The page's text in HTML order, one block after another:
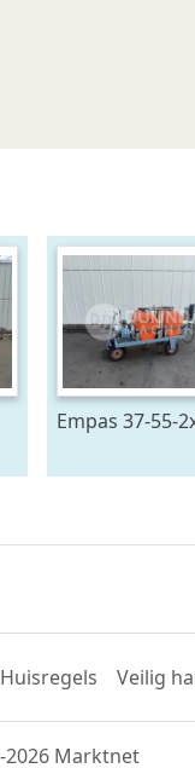
Empas 37-55-
geveerde
Huisregels Veilig
2026 Marktnet